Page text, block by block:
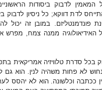
המאמין לדבוק ביסודות
לדת דווקא; כל ניסיון לדבוק
פונדמנטליזם. במובן זה יכול
האידיאולוגיה ממנה צמח, מפרש
בכל סדרת טלוויזיה אמריקאית
לא פחות משהיה לנין. הוא גם
ככתבה וכלשונה. הוא לא יהסס